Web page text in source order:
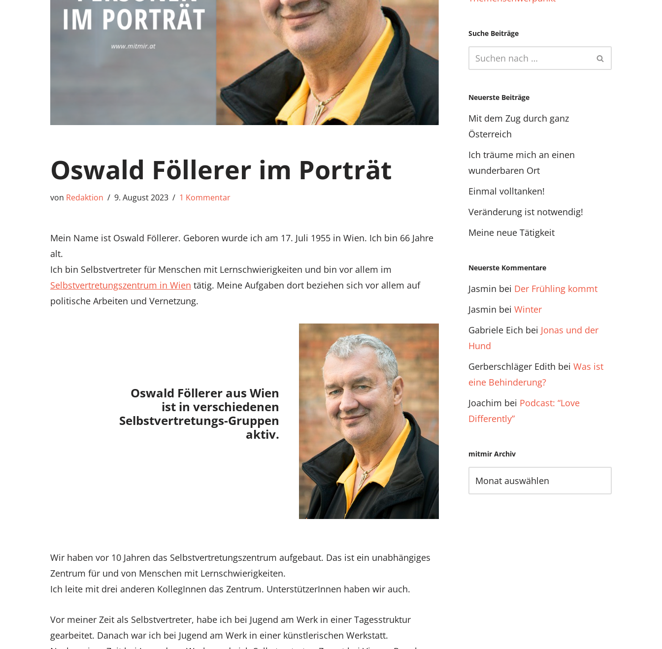
Oswald Föllerer im Porträt
von Redaktion 9. August 2023 1 Kommentar
Mein Name ist Oswald Föllerer. Geboren wurde ich am 17. Juli 1955 in Wien. Ich bin 66 Jahre
alt.
Ich bin Selbstvertreter für Menschen mit Lernschwierigkeiten und bin vor allem im
Selbstvertretungszentrum in Wien tätig. Meine Aufgaben dort beziehen sich vor allem auf
politische Arbeiten und Vernetzung.
Oswald Föllerer aus Wien
ist in verschiedenen
Selbstvertretungs-Gruppen
aktiv.
Wir haben vor 10 Jahren das Selbstvertretungszentrum aufgebaut. Das ist ein unabhängiges
Zentrum für und von Menschen mit Lernschwierigkeiten.
Ich leite mit drei anderen KollegInnen das Zentrum. UnterstützerInnen haben wir auch.
Vor meiner Zeit als Selbstvertreter, habe ich bei Jugend am Werk in einer Tagesstruktur
gearbeitet. Danach war ich bei Jugend am Werk in einer künstlerischen Werkstatt.
Suche Beiträge
Neuerste Beiträge
Mit dem Zug durch ganz
Österreich
Ich träume mich an einen
wunderbaren Ort
Einmal volltanken!
Veränderung ist notwendig!
Meine neue Tätigkeit
Neuerste Kommentare
Jasmin bei Der Frühling kommt
Jasmin bei Winter
Gabriele Eich bei Jonas und der
Hund
Gerberschläger Edith bei Was ist
eine Behinderung?
Joachim bei Podcast: “Love
Differently”
mitmir Archiv